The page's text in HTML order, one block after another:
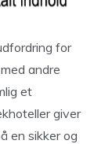
for
andre
et
giver
en sikker og